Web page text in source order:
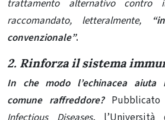
trattamento alternativo
raccomandato, letteralmente,
convenzionale”.
2. Rinforza il sistema
In che modo l’echinacea
comune raffreddore?